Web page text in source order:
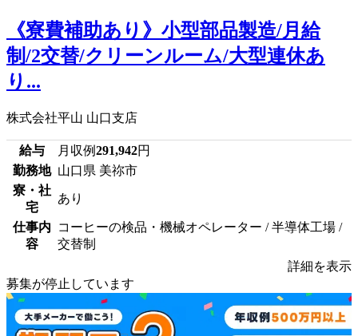
《寮費補助あり》小型部品製造/月給
制/2交替/クリーンルーム/大型連休あ
り...
株式会社平山 山口支店
給与 月収例291,942円
勤務地 山口県 美祢市
寮・社
宅
あり
仕事内
容
コーヒーの検品・機械オペレーター / 半導体工場 /
交替制
詳細を表示
募集が停止しています